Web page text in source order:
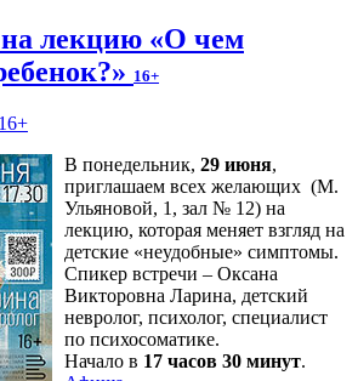
лекцию «О чем
16+
16+
В понедельник, 29 июня,
приглашаем всех желающих (М.
Ульяновой, 1, зал № 12) на
лекцию, которая меняет взгляд на
детские «неудобные» симптомы.
Спикер встречи – Оксана
Викторовна Ларина, детский
невролог, психолог, специалист
по психосоматике.
Начало в 17 часов 30 минут.